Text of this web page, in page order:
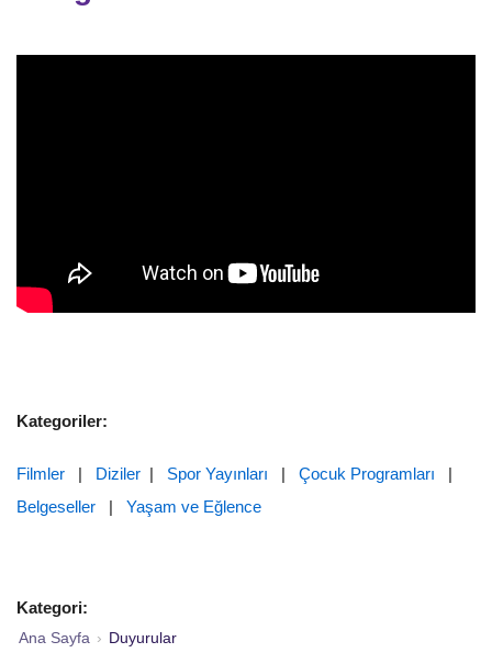
Kategoriler:
Filmler | Diziler | Spor Yayınları | Çocuk Programları |
Belgeseller | Yaşam ve Eğlence
Kategori:
Ana Sayfa › Duyurular